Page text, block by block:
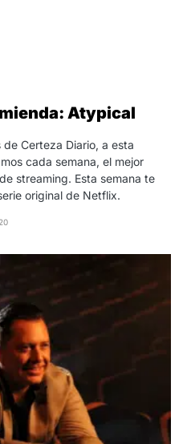
Atypical
Certeza Diario, a esta
cada semana, el mejor
streaming. Esta semana te
original de Netflix.